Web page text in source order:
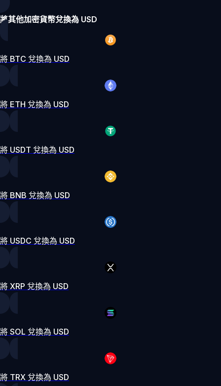
將其他加密貨幣兌換為 USD
將 BTC 兌換為 USD
將 ETH 兌換為 USD
將 USDT 兌換為 USD
將 BNB 兌換為 USD
將 USDC 兌換為 USD
將 XRP 兌換為 USD
將 SOL 兌換為 USD
將 TRX 兌換為 USD